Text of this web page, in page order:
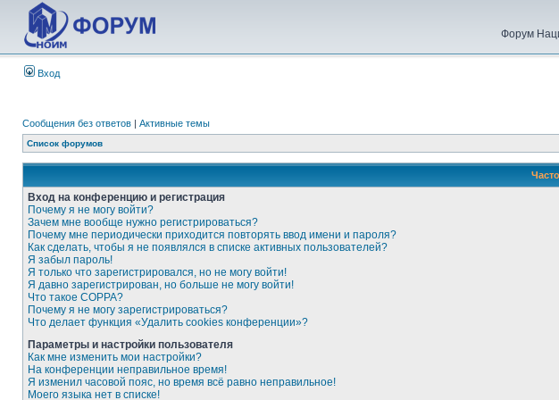
Форум
Вход
Сообщения без ответов | Активные темы
Список форумов
Вход на конференцию и регистрация
Почему я не могу войти?
Зачем мне вообще нужно регистрироваться?
Почему мне периодически приходится повторять ввод имени и пароля?
Как сделать, чтобы я не появлялся в списке активных пользователей?
Я забыл пароль!
Я только что зарегистрировался, но не могу войти!
Я давно зарегистрирован, но больше не могу войти!
Что такое COPPA?
Почему я не могу зарегистрироваться?
Что делает функция «Удалить cookies конференции»?
Параметры и настройки пользователя
Как мне изменить мои настройки?
На конференции неправильное время!
Я изменил часовой пояс, но время всё равно неправильное!
Моего языка нет в списке!